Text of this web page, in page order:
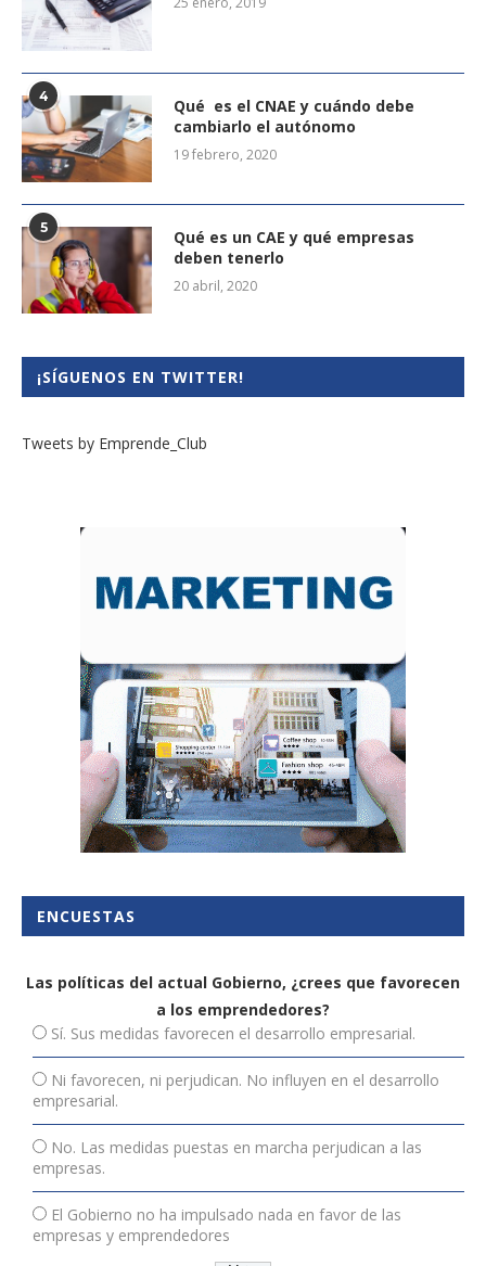
4
Qué es el CNAE y cuándo debe
cambiarlo el autónomo
19 febrero, 2020
5
Qué es un CAE y qué empresas
deben tenerlo
20 abril, 2020
¡SÍGUENOS EN TWITTER!
Tweets by Emprende_Club
ENCUESTAS
Las políticas del actual Gobierno, ¿crees que favorecen
a los emprendedores?
Sí. Sus medidas favorecen el desarrollo empresarial.
Ni favorecen, ni perjudican. No influyen en el desarrollo
empresarial.
No. Las medidas puestas en marcha perjudican a las
empresas.
El Gobierno no ha impulsado nada en favor de las
empresas y emprendedores